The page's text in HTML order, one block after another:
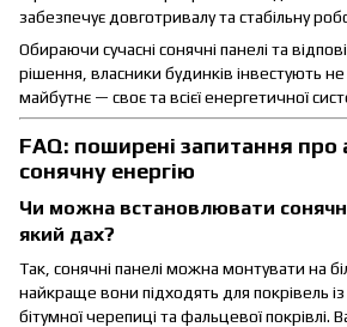
забезпечує довготривалу та стабільну
Обираючи сучасні сонячні панелі та
рішення, власники будинків інвестують
майбутнє — своє та всієї енергетичної
FAQ: поширені запитання про
сонячну енергію
Чи можна встановлювати
який дах?
Так, сонячні панелі можна монтувати на
найкраще вони підходять для покрівель
бітумної черепиці та фальцевої